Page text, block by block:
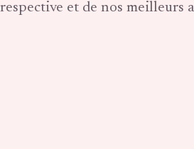
respective et de nos meilleurs